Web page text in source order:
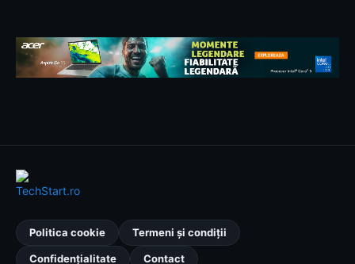
Politica cookie Termeni și condiții
Confidențialitate Contact